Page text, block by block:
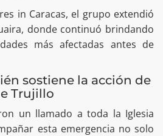
in Caracas, el grupo extendió
donde continuó brindando
más afectadas antes de
sostiene la acción de
Trujillo
un llamado a toda la Iglesia
esta emergencia no solo